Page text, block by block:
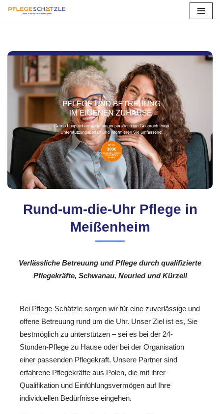
springen
Rund-um-die-Uhr Pflege in
Meißenheim
Verlässliche Betreuung und Pflege durch qualifizierte
Pflegekräfte, Schwanau, Neuried und Kürzell
Bei Pflege-Schätzle sorgen wir für eine zuverlässige und
offene Betreuung rund um die Uhr. Unser Ziel ist es, Sie
bestmöglich zu unterstützen – sei es bei der 24-
Stunden-Pflege zu Hause oder bei der Organisation
einer passenden Pflegekraft. Unsere Partner sind
erfahrene Pflegekräfte aus Polen, die mit ihrer
Qualifikation und Einfühlungsvermögen auf Ihre
individuellen Bedürfnisse eingehen.